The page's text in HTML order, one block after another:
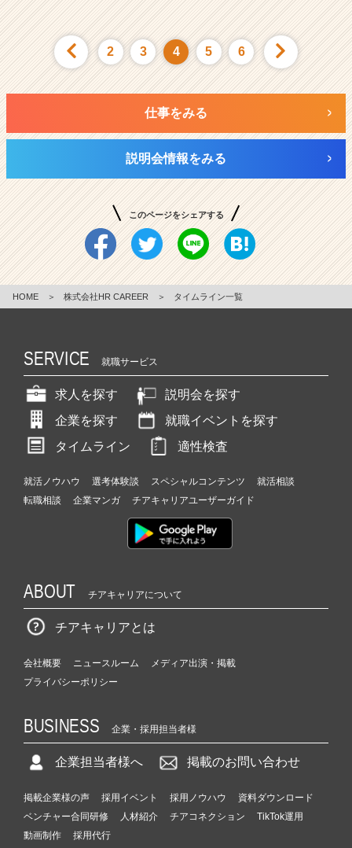
2 3 4 5 6
仕事をみる
説明会情報をみる
このページをシェアする
HOME ＞ 株式会社HR CAREER ＞ タイムライン一覧
SERVICE 就職サービス
求人を探す
説明会を探す
企業を探す
就職イベントを探す
タイムライン
適性検査
就活ノウハウ 選考体験談 スペシャルコンテンツ
就活相談
転職相談
企業マンガ チアキャリアユーザーガイド
ABOUT チアキャリアについて
チアキャリアとは
会社概要 ニュースルーム
メディア出演・掲載
プライバシーポリシー
BUSINESS 企業・採用担当者様
企業担当者様へ 掲載のお問い合わせ
掲載企業様の声 採用イベント 採用ノウハウ
資料ダウンロード
ベンチャー合同研修
人材紹介 チアコネクション
TikTok運用
動画制作
採用代行